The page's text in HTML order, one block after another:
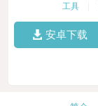
工具
安卓下载